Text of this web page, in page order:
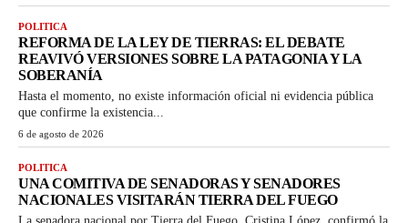
POLITICA
REFORMA DE LA LEY DE TIERRAS: EL DEBATE
REAVIVÓ VERSIONES SOBRE LA PATAGONIA Y LA
SOBERANÍA
Hasta el momento, no existe información oficial ni evidencia pública
que confirme la existencia...
6 de agosto de 2026
POLITICA
UNA COMITIVA DE SENADORAS Y SENADORES
NACIONALES VISITARÁN TIERRA DEL FUEGO